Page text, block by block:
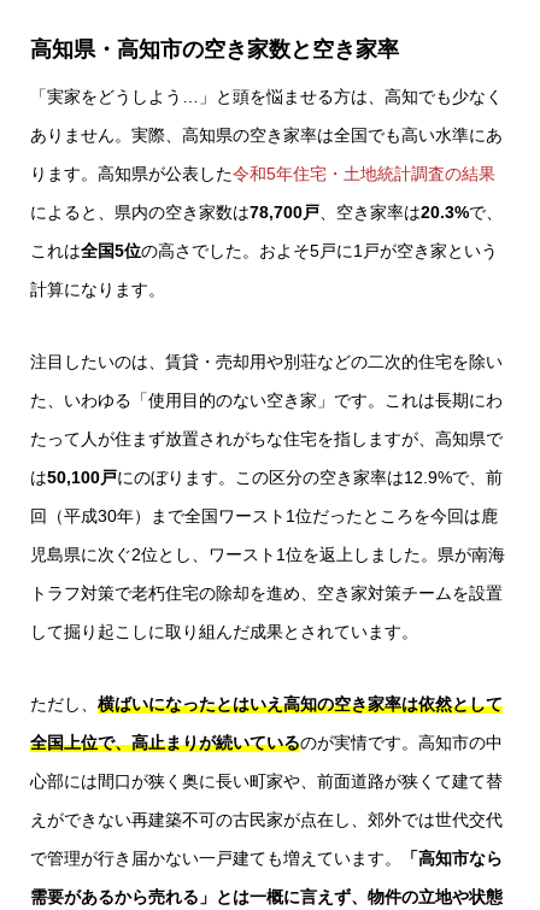
高知県・高知市の空き家数と空き家率
「実家をどうしよう…」と頭を悩ませる方は、高知でも少なく
ありません。実際、高知県の空き家率は全国でも高い水準にあ
ります。高知県が公表した令和5年住宅・土地統計調査の結果
によると、県内の空き家数は78,700戸、空き家率は20.3%で、
これは全国5位の高さでした。およそ5戸に1戸が空き家という
計算になります。
注目したいのは、賃貸・売却用や別荘などの二次的住宅を除い
た、いわゆる「使用目的のない空き家」です。これは長期にわ
たって人が住まず放置されがちな住宅を指しますが、高知県で
は50,100戸にのぼります。この区分の空き家率は12.9%で、前
回（平成30年）まで全国ワースト1位だったところを今回は鹿
児島県に次ぐ2位とし、ワースト1位を返上しました。県が南海
トラフ対策で老朽住宅の除却を進め、空き家対策チームを設置
して掘り起こしに取り組んだ成果とされています。
ただし、 横ばいになったとはいえ高知の空き家率は依然として
全国上位で、高止まりが続いているのが実情です。高知市の中
心部には間口が狭く奥に長い町家や、前面道路が狭くて建て替
えができない再建築不可の古民家が点在し、郊外では世代交代
で管理が行き届かない一戸建ても増えています。
「高知市なら
需要があるから売れる」とは一概に言えず、物件の立地や状態